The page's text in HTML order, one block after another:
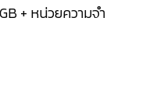
+ หน่วยความจำ